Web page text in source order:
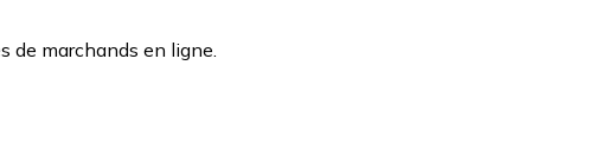
de marchands en ligne.